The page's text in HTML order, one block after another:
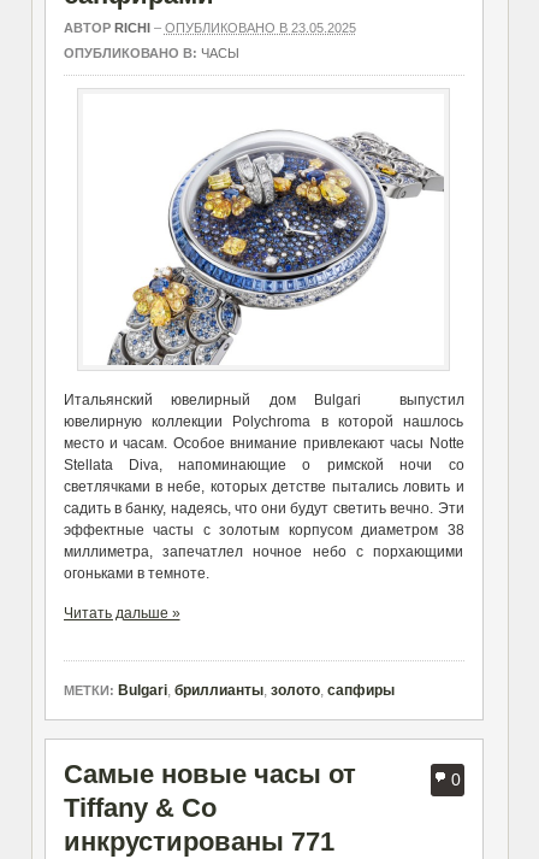
АВТОР RICHI – ОПУБЛИКОВАНО В 23.05.2025
ОПУБЛИКОВАНО В: ЧАСЫ
Итальянский ювелирный дом Bulgari выпустил
ювелирную коллекции Polychroma в которой нашлось
место и часам. Особое внимание привлекают часы Notte
Stellata Diva, напоминающие о римской ночи со
светлячками в небе, которых детстве пытались ловить и
садить в банку, надеясь, что они будут светить вечно. Эти
эффектные часты с золотым корпусом диаметром 38
миллиметра, запечатлел ночное небо с порхающими
огоньками в темноте.
Читать дальше »
МЕТКИ: Bulgari, бриллианты, золото, сапфиры
0
Самые новые часы от
Tiffany & Co
инкрустированы 771